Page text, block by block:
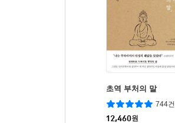
초역 부처의 말
744건
12,460원